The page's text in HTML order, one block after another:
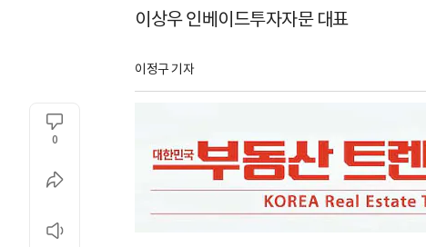
이상우 인베이드투자자문 대표
이정구 기자
0